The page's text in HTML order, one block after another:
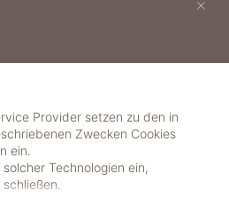
Provider setzen zu den in
Zwecken Cookies
ein.
Technologien ein,
×